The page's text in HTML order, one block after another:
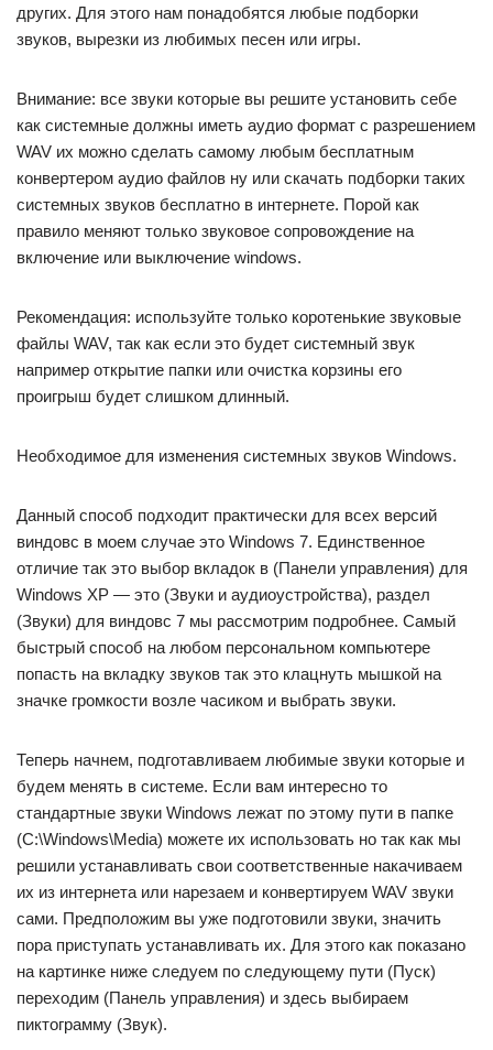
других. Для этого нам понадобятся любые подборки
звуков, вырезки из любимых песен или игры.
Внимание: все звуки которые вы решите установить себе
как системные должны иметь аудио формат с разрешением
WAV их можно сделать самому любым бесплатным
конвертером аудио файлов ну или скачать подборки таких
системных звуков бесплатно в интернете. Порой как
правило меняют только звуковое сопровождение на
включение или выключение windows.
Рекомендация: используйте только коротенькие звуковые
файлы WAV, так как если это будет системный звук
например открытие папки или очистка корзины его
проигрыш будет слишком длинный.
Необходимое для изменения системных звуков Windows.
Данный способ подходит практически для всех версий
виндовс в моем случае это Windows 7. Единственное
отличие так это выбор вкладок в (Панели управления) для
Windows XP — это (Звуки и аудиоустройства), раздел
(Звуки) для виндовс 7 мы рассмотрим подробнее. Самый
быстрый способ на любом персональном компьютере
попасть на вкладку звуков так это клацнуть мышкой на
значке громкости возле часиком и выбрать звуки.
Теперь начнем, подготавливаем любимые звуки которые и
будем менять в системе. Если вам интересно то
стандартные звуки Windows лежат по этому пути в папке
(C:\Windows\Media) можете их использовать но так как мы
решили устанавливать свои соответственные накачиваем
их из интернета или нарезаем и конвертируем WAV звуки
сами. Предположим вы уже подготовили звуки, значить
пора приступать устанавливать их. Для этого как показано
на картинке ниже следуем по следующему пути (Пуск)
переходим (Панель управления) и здесь выбираем
пиктограмму (Звук).